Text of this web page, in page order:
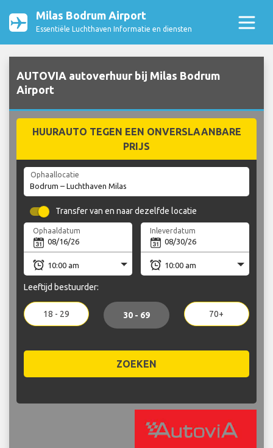
Milas Bodrum Airport
Essentiële Luchthaven Informatie en diensten
AUTOVIA autoverhuur bij Milas Bodrum
Airport
HUURAUTO TEGEN EEN ONVERSLAANBARE
PRIJS
Ophaallocatie
Transfer van en naar dezelfde locatie
Ophaaldatum Inleverdatum
Leeftijd bestuurder:
18 - 29 30 - 69 70+
ZOEKEN